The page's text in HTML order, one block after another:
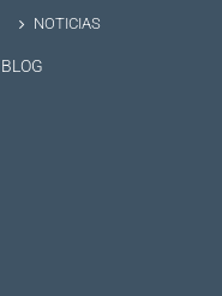
NOTICIAS
BLOG